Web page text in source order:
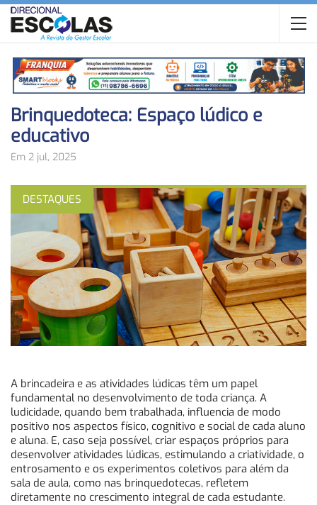
Brinquedoteca: Espaço lúdico e
educativo
Em 2 jul, 2025
DESTAQUES
A brincadeira e as atividades lúdicas têm um papel
fundamental no desenvolvimento de toda criança. A
ludicidade, quando bem trabalhada, influencia de modo
positivo nos aspectos físico, cognitivo e social de cada aluno
e aluna. E, caso seja possível, criar espaços próprios para
desenvolver atividades lúdicas, estimulando a criatividade, o
entrosamento e os experimentos coletivos para além da
sala de aula, como nas brinquedotecas, refletem
diretamente no crescimento integral de cada estudante.